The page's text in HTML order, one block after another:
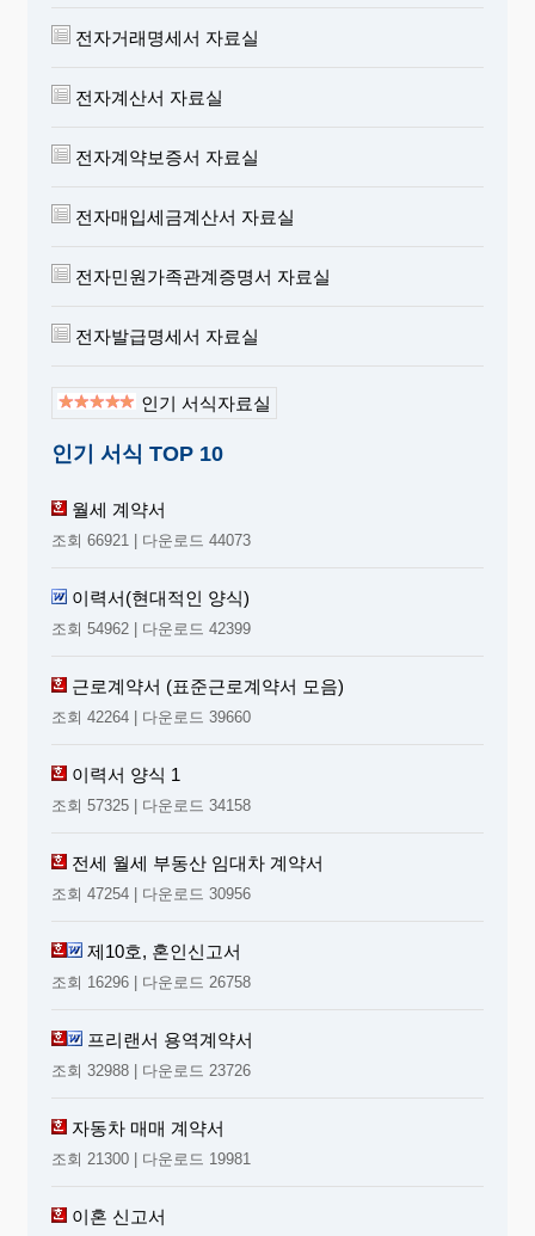
전자거래명세서 자료실
전자계산서 자료실
전자계약보증서 자료실
전자매입세금계산서 자료실
전자민원가족관계증명서 자료실
전자발급명세서 자료실
인기 서식자료실
인기 서식 TOP 10
월세 계약서
조회 66921 | 다운로드 44073
이력서(현대적인 양식)
조회 54962 | 다운로드 42399
근로계약서 (표준근로계약서 모음)
조회 42264 | 다운로드 39660
이력서 양식 1
조회 57325 | 다운로드 34158
전세 월세 부동산 임대차 계약서
조회 47254 | 다운로드 30956
제10호, 혼인신고서
조회 16296 | 다운로드 26758
프리랜서 용역계약서
조회 32988 | 다운로드 23726
자동차 매매 계약서
조회 21300 | 다운로드 19981
이혼 신고서